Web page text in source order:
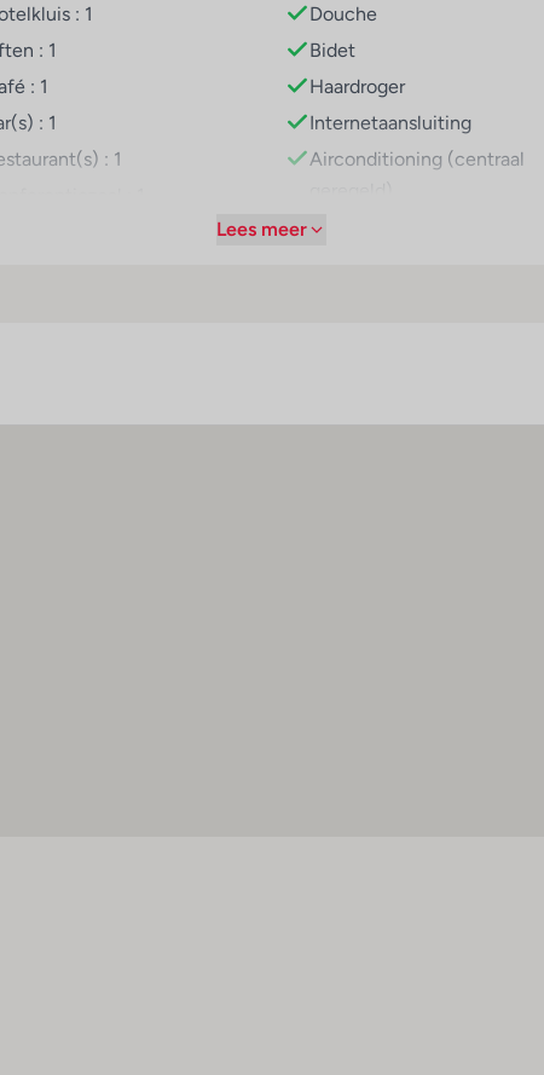
het mooie weer genieten. Copyright GIATA 2004 - 2025.
zoals bv. een restaurant, een koffiehuis en een
en kindermenu's worden op aanvraag bereid. Daarnaast stelt
: 1
: 1
: 1
: 1
: 1
Douche
Bidet
Haardroger
Internetaansluiting
Airconditioning (centraal
Centrale verwarming
Lees meer